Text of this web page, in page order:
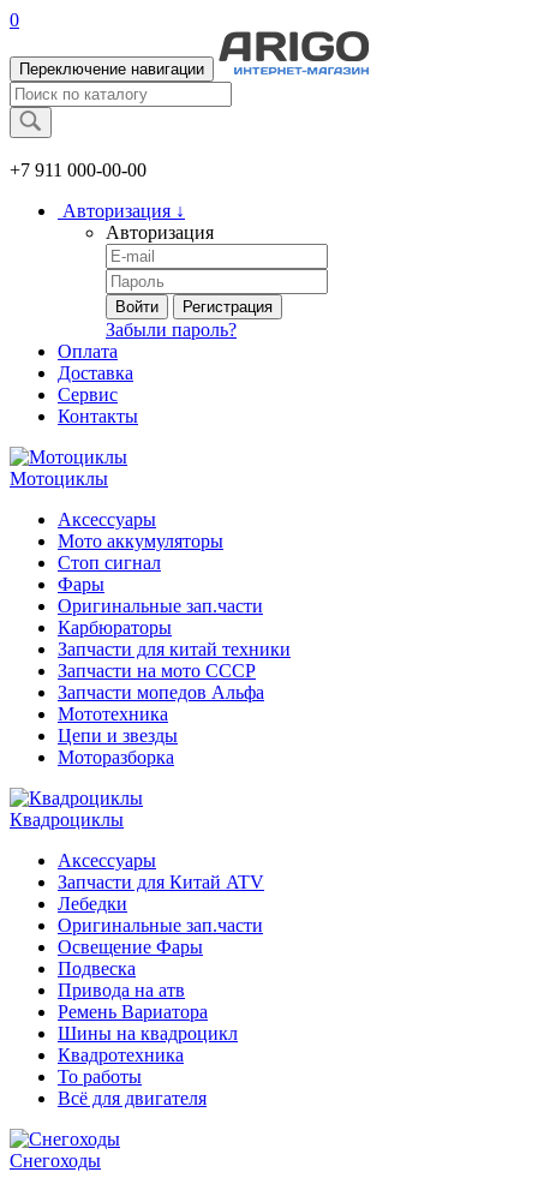
0
Переключение навигации
+7 911 000-00-00
Авторизация ↓
Авторизация
Войти Регистрация
Забыли пароль?
Оплата
Доставка
Сервис
Контакты
Мотоциклы
Аксессуары
Мото аккумуляторы
Стоп сигнал
Фары
Оригинальные зап.части
Карбюраторы
Запчасти для китай техники
Запчасти на мото СССР
Запчасти мопедов Альфа
Мототехника
Цепи и звезды
Моторазборка
Квадроциклы
Аксессуары
Запчасти для Китай ATV
Лебедки
Оригинальные зап.части
Освещение Фары
Подвеска
Привода на атв
Ремень Вариатора
Шины на квадроцикл
Квадротехника
То работы
Всё для двигателя
Снегоходы